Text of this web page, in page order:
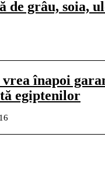
de grâu, soia,
înapoi
egiptenilor